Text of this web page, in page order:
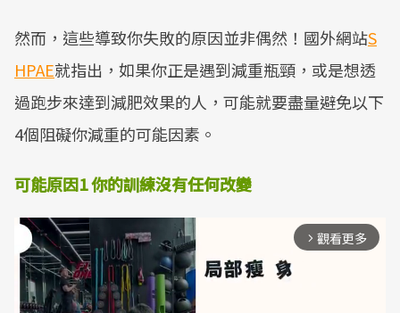
然而，這些導致你失敗的原因並非偶然！國外網站S
HPAE就指出，如果你正是遇到減重瓶頸，或是想透
過跑步來達到減肥效果的人，可能就要盡量避免以下
4個阻礙你減重的可能因素。
可能原因1 你的訓練沒有任何改變
arrow_forward_ios 觀看更多